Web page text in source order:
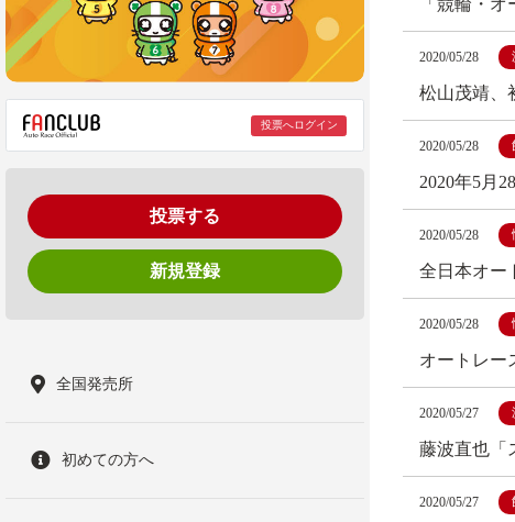
投票へログイン
投票する
新規登録
全国発売所
初めての方へ
「競輪・
2020/05/28
松山茂靖、
2020/05/28
2020年5月
2020/05/28
全日本オー
2020/05/28
オートレー
2020/05/27
藤波直也「
2020/05/27